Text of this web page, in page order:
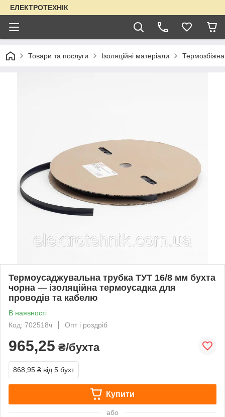
ЕЛЕКТРОТЕХНІК
Товари та послуги Ізоляційні матеріали
Термоусаджувальна трубка ТУТ 16/8 мм бухта
чорна — ізоляційна термоусадка для
проводів та кабелю
В наявності
Код: 702518ч
Опт і роздріб
965,25 ₴/бухта
868,95 ₴ від 5 бухт
Купити
або